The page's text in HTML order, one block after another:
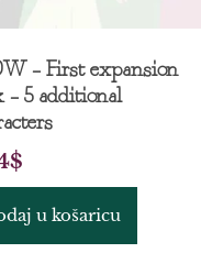
– First expansion
– 5 additional
$
u košaricu